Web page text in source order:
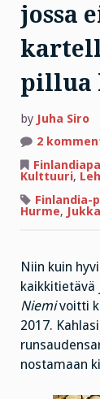
jossa
pillua
by Juha Siro
2
Kulttuuri,
Finlandia-
Hurme,
Niin kuin
kaikkitietävä
Niemivoitti
2017.
nostamaan